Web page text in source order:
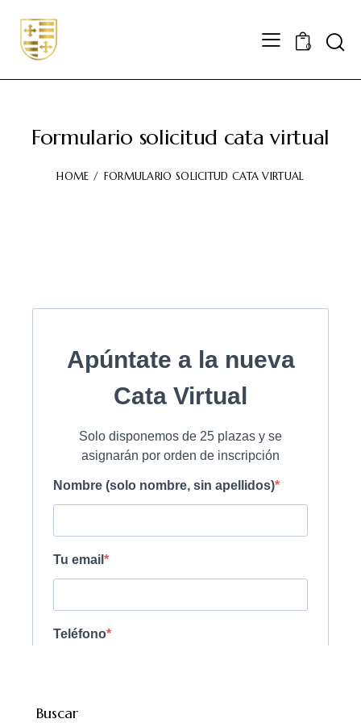
0
Formulario solicitud cata virtual
HOME FORMULARIO SOLICITUD CATA VIRTUAL
Buscar